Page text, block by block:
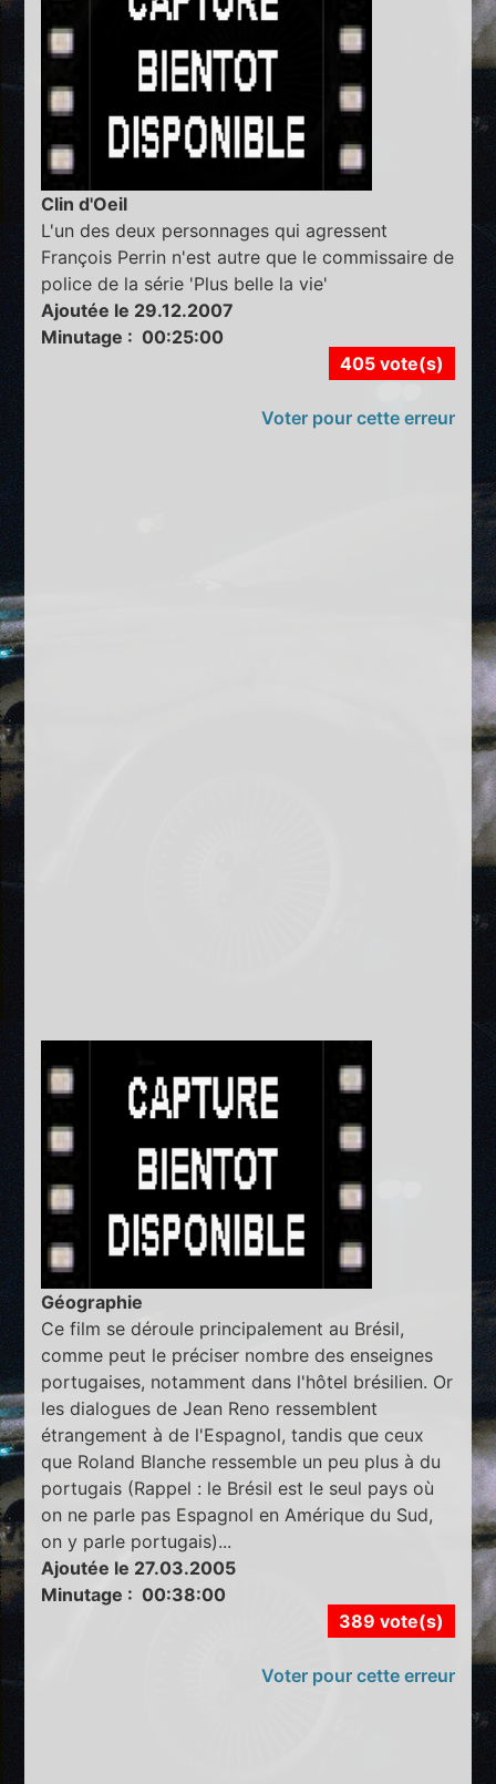
Clin d'Oeil
L'un des deux personnages qui agressent
François Perrin n'est autre que le commissaire de
police de la série 'Plus belle la vie'
Ajoutée le 29.12.2007
Minutage : 00:25:00
405 vote(s)
Voter pour cette erreur
Géographie
Ce film se déroule principalement au Brésil,
comme peut le préciser nombre des enseignes
portugaises, notamment dans l'hôtel brésilien. Or
les dialogues de Jean Reno ressemblent
étrangement à de l'Espagnol, tandis que ceux
que Roland Blanche ressemble un peu plus à du
portugais (Rappel : le Brésil est le seul pays où
on ne parle pas Espagnol en Amérique du Sud,
on y parle portugais)...
Ajoutée le 27.03.2005
Minutage : 00:38:00
389 vote(s)
Voter pour cette erreur